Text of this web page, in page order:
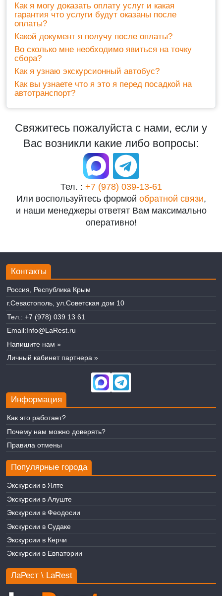
Как я могу доказать оплату услуг и какая
гарантия что услуги будут оказаны после
оплаты?
Какой документ я получу после оплаты?
Во сколько мне необходимо явиться на точку
сбора?
Как я узнаю экскурсионный автобус?
Как вы узнаете что я это я перед посадкой на
автотранспорт?
Свяжитесь пожалуйста с нами, если у
Вас возникли какие либо вопросы:
Тел. : +7 (978) 039-13-61
Или воспользуйтесь формой обратной связи,
и наши менеджеры ответят Вам максимально
оперативно!
Контакты
Россия, Республика Крым
г.Севастополь, ул.Советская дом 10
Тел.: +7 (978) 039 13 61
Email:Info@LaRest.ru
Напишите нам »
Личный кабинет партнера »
Информация
Как это работает?
Почему нам можно доверять?
Правила отмены
Популярные города
Экскурсии в Ялте
Экскурсии в Алуште
Экскурсии в Феодосии
Экскурсии в Судаке
Экскурсии в Керчи
Экскурсии в Евпатории
ЛаРест \ LaRest